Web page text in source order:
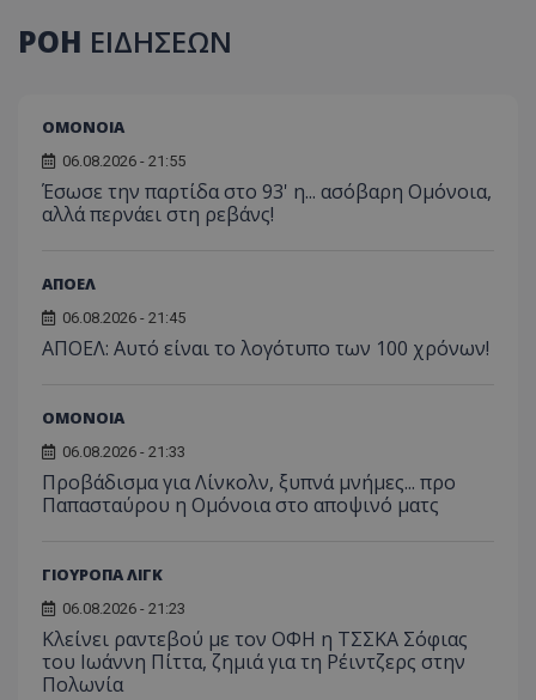
ΡΟΗ ΕΙΔΗΣΕΩΝ
ΟΜΟΝΟΙΑ
06.08.2026 - 21:55
Έσωσε την παρτίδα στο 93' η... ασόβαρη Ομόνοια,
αλλά περνάει στη ρεβάνς!
ΑΠΟΕΛ
06.08.2026 - 21:45
ΑΠΟΕΛ: Αυτό είναι το λογότυπο των 100 χρόνων!
ΟΜΟΝΟΙΑ
06.08.2026 - 21:33
Προβάδισμα για Λίνκολν, ξυπνά μνήμες... προ
Παπασταύρου η Ομόνοια στο αποψινό ματς
ΓΙΟΥΡΟΠΑ ΛΙΓΚ
06.08.2026 - 21:23
Κλείνει ραντεβού με τον ΟΦΗ η ΤΣΣΚΑ Σόφιας
του Ιωάννη Πίττα, ζημιά για τη Ρέιντζερς στην
Πολωνία